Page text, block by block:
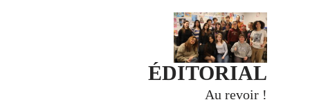
ÉDITORIAL
Au revoir !